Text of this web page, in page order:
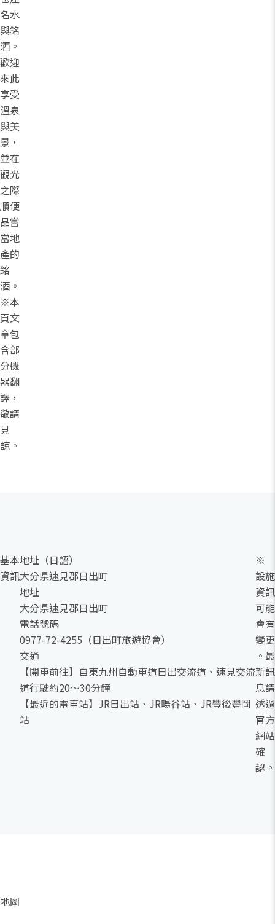
名水
與銘
酒。
歡迎
來此
享受
溫泉
與美
景，
並在
觀光
之際
順便
品嘗
當地
產的
銘
酒。
※本
頁文
章包
含部
分機
器翻
譯，
敬請
見
諒。
基本
資訊
地址（日語）
大分県速見郡日出町
地址
大分県速見郡日出町
電話號碼
0977-72-4255（日出町旅遊協會）
交通
【開車前往】自東九州自動車道日出交流道、速見交流
道行駛約20～30分鐘
【最近的電車站】JR日出站、JR暘谷站、JR豐後豐岡
站
※
設施
資訊
可能
會有
變更
。最
新訊
息請
透過
官方
網站
確
認。
地圖